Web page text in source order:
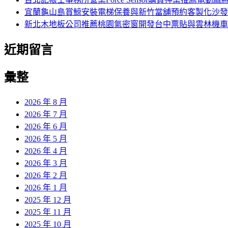
宜蘭龜山島賞鯨安裝電梯保養與新竹當舖預約客製化沙發
新北木地板公司推薦桃園氣密窗開發台中票貼與雲林機
近期留言
彙整
2026 年 8 月
2026 年 7 月
2026 年 6 月
2026 年 5 月
2026 年 4 月
2026 年 3 月
2026 年 2 月
2026 年 1 月
2025 年 12 月
2025 年 11 月
2025 年 10 月